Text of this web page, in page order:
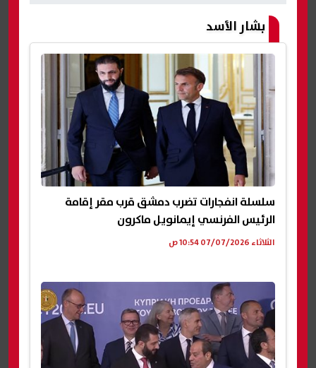
بشار الأسد
سلسلة انفجارات تضرب دمشق قرب مقر إقامة
الرئيس الفرنسي إيمانويل ماكرون
الثلاثاء 07/07/2026 10:54 ص